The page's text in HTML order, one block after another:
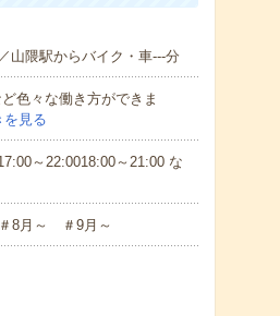
山隈駅からバイク・車---分
色々な働き方ができま
を見る
～22:0018:00～21:00 な
8月～ ＃9月～